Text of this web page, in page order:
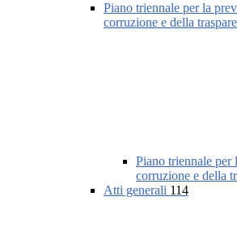
Piano triennale per la
corruzione e della
Piano triennale per
corruzione e della
Atti generali 114